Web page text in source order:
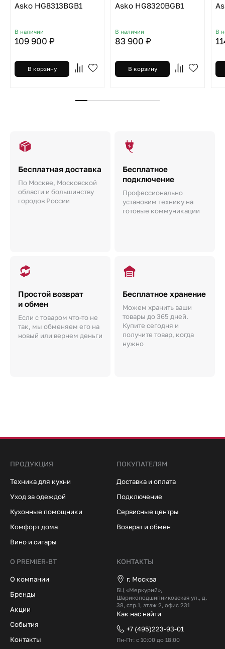
Asko HG8313BGB1
В наличии
109 900 ₽
В корзину
Asko HG8320BGB1
В наличии
83 900 ₽
В корзину
В
Бесплатная доставка
По Москве, Московской
области и большинству
городов России
Бесплатное
подключение
Профессионально
установим технику на
готовые коммуникации
Простой возврат
и обмен
Если с товаром что-то не
так, мы обменяем его на
новый или вернем деньги
Бесплатное хранение
Можем хранить ваши
товары до 365 дней.
Купите сегодня и
получите товар, когда
нужно
ПРОДУКЦИЯ
Техника для кухни
Уход за одеждой
Кухонные помощники
Комфорт дома
Вино и сигары
ПОКУПАТЕЛЯМ
Доставка и оплата
Подключение
Сервисные центры
Возврат и обмен
О PREMIER-BT
О компании
Бренды
Акции
События
Контакты
КОНТАКТЫ
г. Москва
БЦ «Меркурий»,
Шарикоподшипниковская ул., д.
38, стр.1, этаж 2, офис 231
Как нас найти
+7 (495)223-93-01
Пн-Пт: с 10:00 до 18:00